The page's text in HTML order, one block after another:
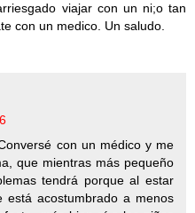
viajar con un ni;o tan
con un medico. Un saludo.
con un médico y me
que mientras más pequeño
tendrá porque al estar
acostumbrado a menos